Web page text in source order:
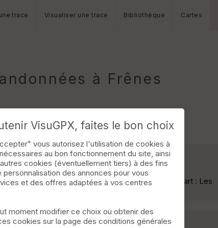
trace Visualiser une trace Bibliothèque Cartes
à Frênes
week end 2013 dans l'Orne à Montsecret. Départ : Les
(Cavaliers) Tinchebray
VisuGPX, faites le bon choix
vous autorisez l'utilisation de cookies à
au bon fonctionnement du site, ainsi
cookies (éventuellement tiers) à des fins
des annonces pour vous
et des offres adaptées à vos centres
moment modifier ce choix ou obtenir des
cookies sur la page des conditions générales